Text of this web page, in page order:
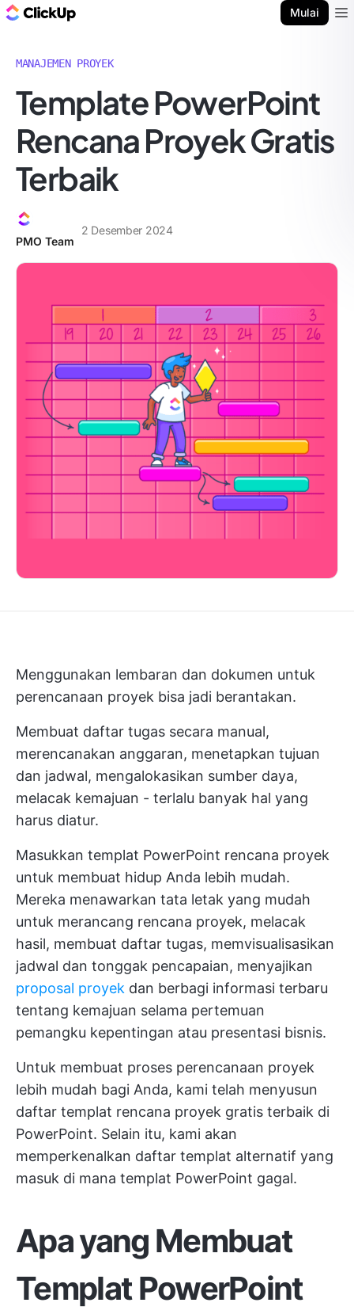
Mulai
MANAJEMEN PROYEK
Template PowerPoint
Rencana Proyek Gratis
Terbaik
PMO Team
2 Desember 2024
Menggunakan lembaran dan dokumen untuk
perencanaan proyek bisa jadi berantakan.
Membuat daftar tugas secara manual,
merencanakan anggaran, menetapkan tujuan
dan jadwal, mengalokasikan sumber daya,
melacak kemajuan - terlalu banyak hal yang
harus diatur.
Masukkan templat PowerPoint rencana proyek
untuk membuat hidup Anda lebih mudah.
Mereka menawarkan tata letak yang mudah
untuk merancang rencana proyek, melacak
hasil, membuat daftar tugas, memvisualisasikan
jadwal dan tonggak pencapaian, menyajikan
proposal proyek dan berbagi informasi terbaru
tentang kemajuan selama pertemuan
pemangku kepentingan atau presentasi bisnis.
Untuk membuat proses perencanaan proyek
lebih mudah bagi Anda, kami telah menyusun
daftar templat rencana proyek gratis terbaik di
PowerPoint. Selain itu, kami akan
memperkenalkan daftar templat alternatif yang
masuk di mana templat PowerPoint gagal.
Apa yang Membuat
Templat PowerPoint